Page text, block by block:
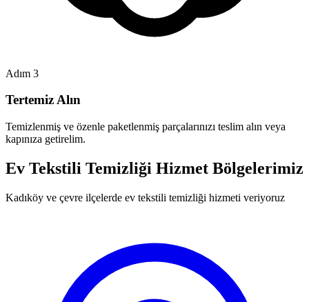
Adım 3
Tertemiz Alın
Temizlenmiş ve özenle paketlenmiş parçalarınızı teslim alın veya
kapınıza getirelim.
Ev Tekstili Temizliği Hizmet Bölgelerimiz
Kadıköy ve çevre ilçelerde ev tekstili temizliği hizmeti veriyoruz